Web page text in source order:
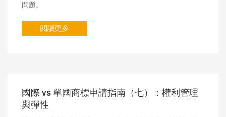
問題。
閱讀更多
國際 vs 單國商標申請指南（七）：權利管理
與彈性